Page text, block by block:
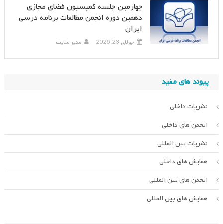
چهارمین جلسه کمیسیون فضای مجازی
دهمین دوره انجمن مطالعات برنامه درسی
ایران
جولای 23, 2026 مدیر سایت
پیوند های مفید
نشریات داخلی
انجمن های داخلی
نشریات بین المللی
همایش های داخلی
انجمن های بین المللی
همایش های بین المللی